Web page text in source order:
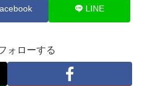
LINE
ォローする